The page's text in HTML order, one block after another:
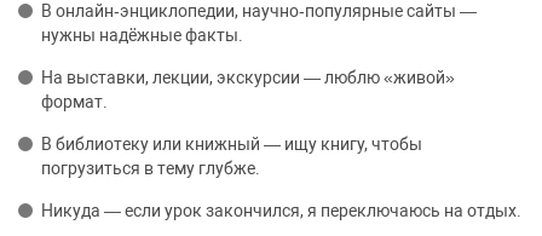
В онлайн‑энциклопедии, научно‑популярные сайты —
нужны надёжные факты.
На выставки, лекции, экскурсии — люблю «живой»
формат.
В библиотеку или книжный — ищу книгу, чтобы
погрузиться в тему глубже.
Никуда — если урок закончился, я переключаюсь на отдых.